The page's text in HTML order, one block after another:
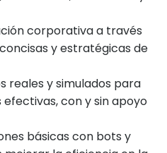
corporativa a través
y estratégicas de
reales y simulados para
con y sin apoyo
básicas con bots y